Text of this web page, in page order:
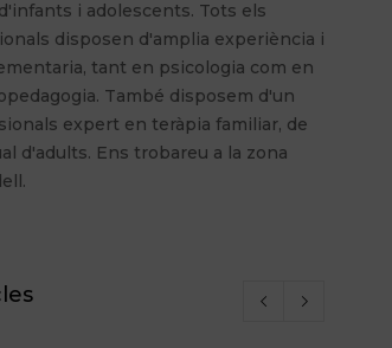
i adolescents. Tots els
disposen d'amplia experiència i
tant en psicologia com en
També disposem d'un
expert en teràpia familiar, de
d'adults. Ens trobareu a la zona